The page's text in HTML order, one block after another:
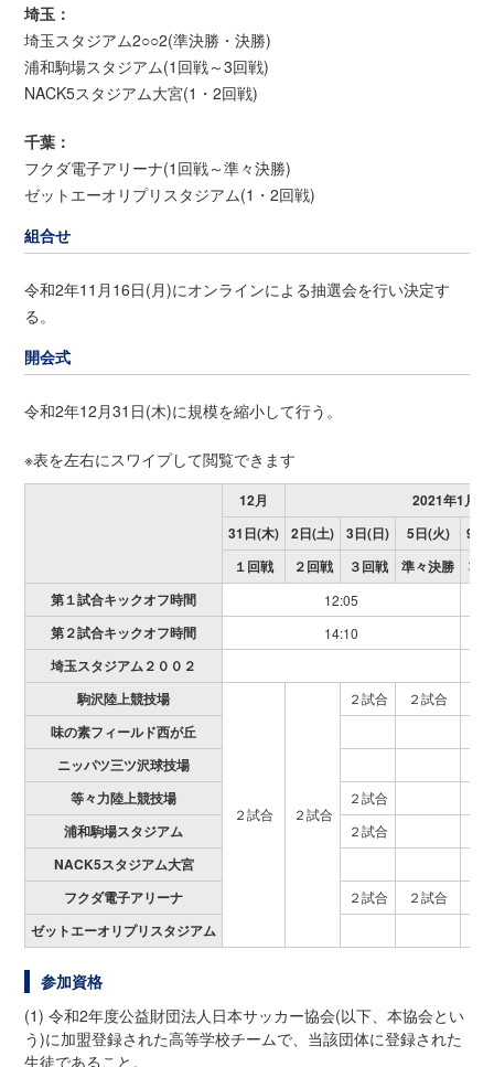
埼玉：
埼玉スタジアム2○○2(準決勝・決勝)
浦和駒場スタジアム(1回戦～3回戦)
NACK5スタジアム大宮(1・2回戦)
千葉：
フクダ電子アリーナ(1回戦～準々決勝)
ゼットエーオリプリスタジアム(1・2回戦)
組合せ
令和2年11月16日(月)にオンラインによる抽選会を行い決定す
る。
開会式
令和2年12月31日(木)に規模を縮小して行う。
※表を左右にスワイプして閲覧できます
12月
2021年1月
31日(木)
2日(土) 3日(日) 5日(火)
9日
１回戦
２回戦 ３回戦 準々決勝
準
第１試合キックオフ時間
12:05
第２試合キックオフ時間 14:10
埼玉スタジアム２００２
駒沢陸上競技場
２試合 ２試合
２試合 ２試合
味の素フィールド西が丘
ニッパツ三ツ沢球技場
等々力陸上競技場
２試合
浦和駒場スタジアム ２試合
NACK5スタジアム大宮
フクダ電子アリーナ
２試合 ２試合
ゼットエーオリプリスタジアム
参加資格
(1) 令和2年度公益財団法人日本サッカー協会(以下、本協会とい
う)に加盟登録された高等学校チームで、当該団体に登録された
生徒であること。